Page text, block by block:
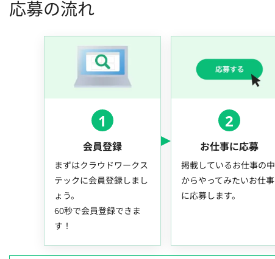
応募の流れ
1
会員登録
まずはクラウドワークス
テックに会員登録しまし
ょう。
60秒で会員登録できま
す！
2
お仕事に応募
掲載しているお仕事の中
からやってみたいお仕事
に応募します。